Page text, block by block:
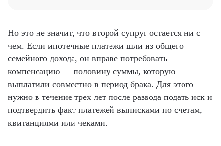
Но это не значит, что второй супруг остается ни с
чем. Если ипотечные платежи шли из общего
семейного дохода, он вправе потребовать
компенсацию — половину суммы, которую
выплатили совместно в период брака. Для этого
нужно в течение трех лет после развода подать иск и
подтвердить факт платежей выписками по счетам,
квитанциями или чеками.